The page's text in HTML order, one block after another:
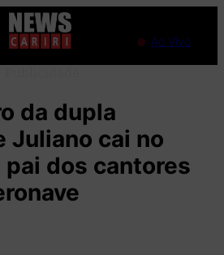
Ao Vivo
da dupla
Juliano cai no
dos cantores